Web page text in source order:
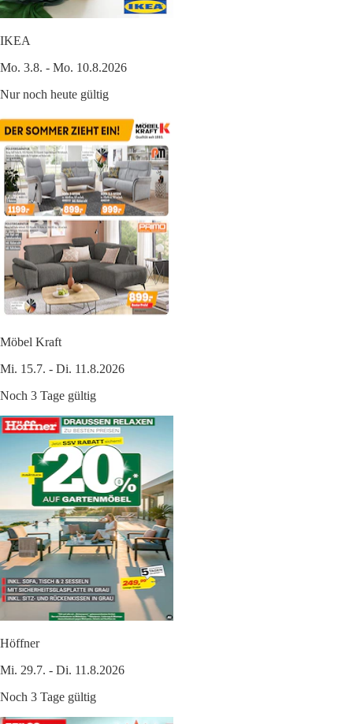
IKEA
Mo. 3.8. - Mo. 10.8.2026
Nur noch heute gültig
Möbel Kraft
Mi. 15.7. - Di. 11.8.2026
Noch 3 Tage gültig
Höffner
Mi. 29.7. - Di. 11.8.2026
Noch 3 Tage gültig